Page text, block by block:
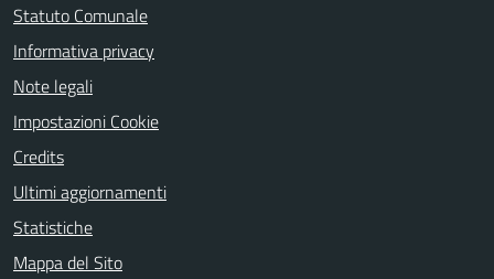
Statuto Comunale
Informativa privacy
Note legali
Impostazioni Cookie
Credits
Ultimi aggiornamenti
Statistiche
Mappa del Sito